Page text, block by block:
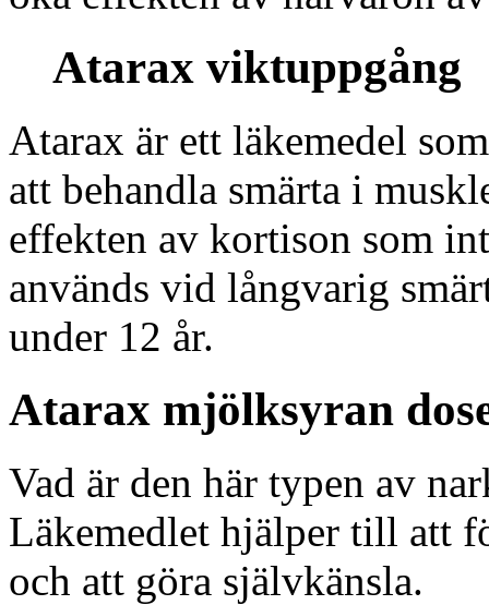
Atarax viktuppgång
Atarax är ett läkemedel
att behandla smärta i
effekten av kortison som
används vid långvarig
under 12 år.
Atarax mjölksyran
Vad är den här typen av
Läkemedlet hjälper till att
och att göra självkänsla.